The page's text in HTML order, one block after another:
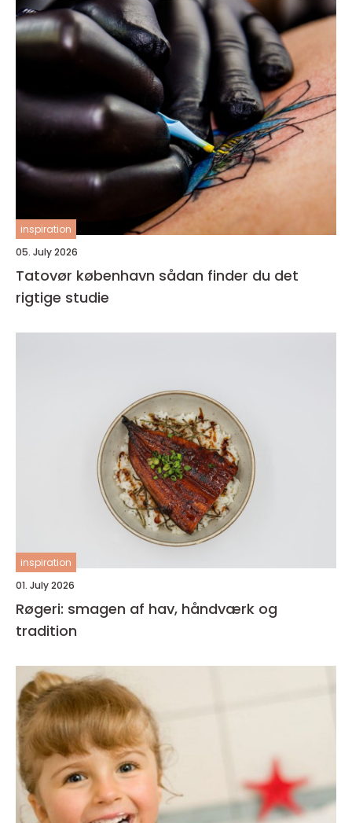
inspiration
05. July 2026
Tatovør københavn sådan finder du det
rigtige studie
inspiration
01. July 2026
Røgeri: smagen af hav, håndværk og
tradition